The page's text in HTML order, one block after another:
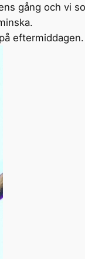
gång och vi
eftermiddagen.